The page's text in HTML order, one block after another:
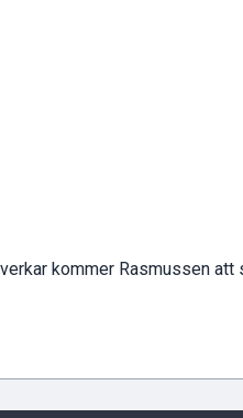
kommer Rasmussen